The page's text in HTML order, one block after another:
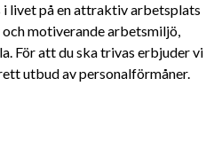
i livet på en attraktiv arbetsplats
motiverande arbetsmiljö,
För att du ska trivas erbjuder vi